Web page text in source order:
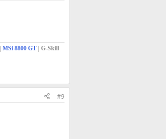
MSi 8800 GT
| G-Skill
#9